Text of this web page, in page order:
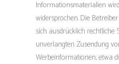
Informationsmaterialien
widersprochen. Die
sich ausdrücklich rechtliche
unverlangten Zusendung
Werbeinformationen, etwa